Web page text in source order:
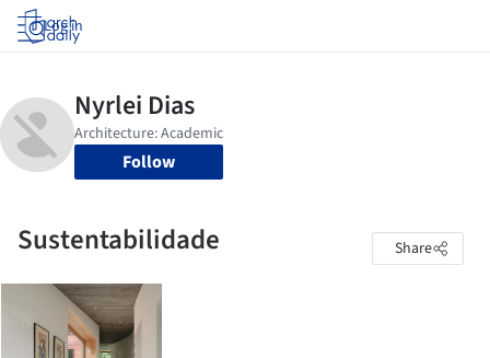
Log in
Follow
Sustentabilidade Share